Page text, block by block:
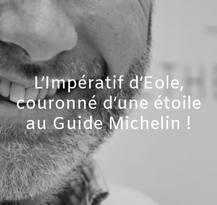
L’Impératif d’Eole,
couronné d’une étoile
au Guide Michelin !